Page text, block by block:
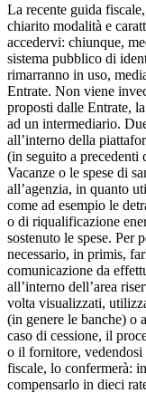
La recente guida
chiarito modalità e
accedervi: chiunque,
sistema pubblico di
rimarranno in uso,
Entrate. Non viene
proposti dalle Entrate,
ad un intermediario.
all’interno della
(in seguito a precedenti
Vacanze o le spese di
all’agenzia, in quanto
come ad esempio le
o di riqualificazione
sostenuto le spese. Per
necessario, in primis,
comunicazione da
all’interno dell’area
volta visualizzati,
(in genere le banche) o
caso di cessione, il
o il fornitore,
fiscale, lo confermerà:
compensarlo in dieci